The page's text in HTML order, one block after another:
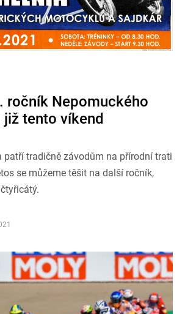
ročník Nepomuckého
tento víkend
patří tradičně závodům na přírodní trati
se můžeme těšit na další ročník,